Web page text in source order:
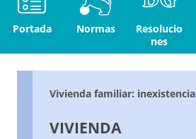
Portada Normas
Resolucio
nes
Vivienda familiar: inexistencia
VIVIENDA